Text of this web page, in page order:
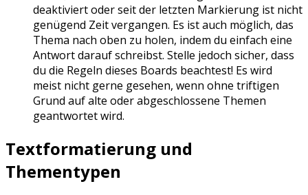
deaktiviert oder seit der letzten Markierung ist nicht
genügend Zeit vergangen. Es ist auch möglich, das
Thema nach oben zu holen, indem du einfach eine
Antwort darauf schreibst. Stelle jedoch sicher, dass
du die Regeln dieses Boards beachtest! Es wird
meist nicht gerne gesehen, wenn ohne triftigen
Grund auf alte oder abgeschlossene Themen
geantwortet wird.
Textformatierung und
Thementypen